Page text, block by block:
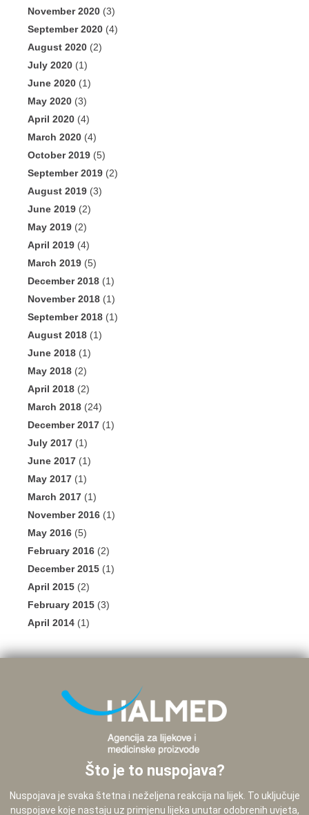
November 2020 (3)
September 2020 (4)
August 2020 (2)
July 2020 (1)
June 2020 (1)
May 2020 (3)
April 2020 (4)
March 2020 (4)
October 2019 (5)
September 2019 (2)
August 2019 (3)
June 2019 (2)
May 2019 (2)
April 2019 (4)
March 2019 (5)
December 2018 (1)
November 2018 (1)
September 2018 (1)
August 2018 (1)
June 2018 (1)
May 2018 (2)
April 2018 (2)
March 2018 (24)
December 2017 (1)
July 2017 (1)
June 2017 (1)
May 2017 (1)
March 2017 (1)
November 2016 (1)
May 2016 (5)
February 2016 (2)
December 2015 (1)
April 2015 (2)
February 2015 (3)
April 2014 (1)
Što je to nuspojava?
Nuspojava je svaka štetna i neželjena reakcija na lijek. To uključuje
nuspojave koje nastaju uz primjenu lijeka unutar odobrenih uvjeta,